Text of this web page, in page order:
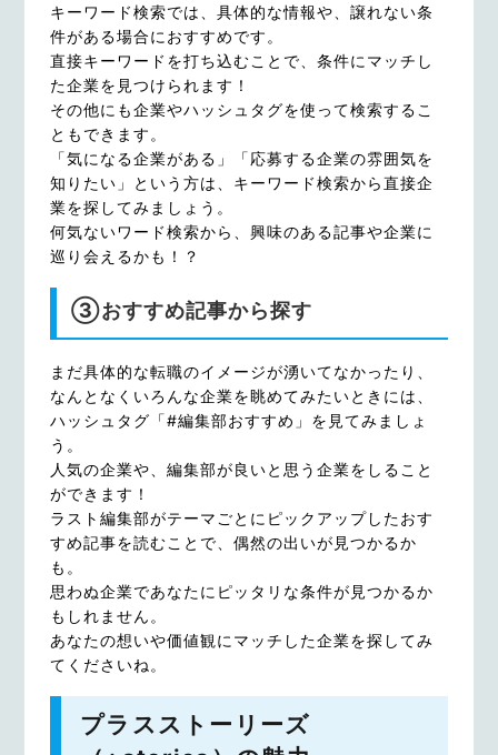
キーワード検索では、具体的な情報や、譲れない条
件がある場合におすすめです。
直接キーワードを打ち込むことで、条件にマッチし
た企業を見つけられます！
その他にも企業やハッシュタグを使って検索するこ
ともできます。
「気になる企業がある」「応募する企業の雰囲気を
知りたい」という方は、キーワード検索から直接企
業を探してみましょう。
何気ないワード検索から、興味のある記事や企業に
巡り会えるかも！？
③おすすめ記事から探す
まだ具体的な転職のイメージが湧いてなかったり、
なんとなくいろんな企業を眺めてみたいときには、
ハッシュタグ「#編集部おすすめ」を見てみましょ
う。
人気の企業や、編集部が良いと思う企業をしること
ができます！
ラスト編集部がテーマごとにピックアップしたおす
すめ記事を読むことで、偶然の出いが見つかるか
も。
思わぬ企業であなたにピッタリな条件が見つかるか
もしれません。
あなたの想いや価値観にマッチした企業を探してみ
てくださいね。
プラスストーリーズ